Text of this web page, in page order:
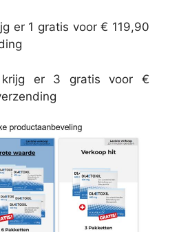
er 1 gratis voor € 119,90
krijg er 3 gratis voor €